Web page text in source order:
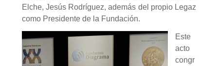
Elche, Jesús Rodríguez, además del propio Legaz
como Presidente de la Fundación.
Este
acto
congr